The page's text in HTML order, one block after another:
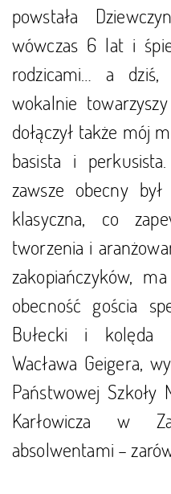
powstała
wówczas 6 lat i
rodzicami… a dziś,
wokalnie
dołączył także mój
basista i
zawsze obecny
klasyczna, co
tworzenia i
zakopiańczyków,
obecność gościa
Bułecki i kolęda
Wacława Geigera,
Państwowej Szkoły
Karłowicza w
absolwentami –